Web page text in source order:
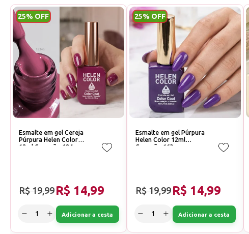
25% OFF
Esmalte em gel Cereja
Púrpura Helen Color
12ml Conexão 184
R$ 19,99 R$ 14,99
Adicionar a cesta
25% OFF
Esmalte em gel Púrpura
Helen Color 12ml
Conexão 163
R$ 19,99 R$ 14,99
Adicionar a cesta